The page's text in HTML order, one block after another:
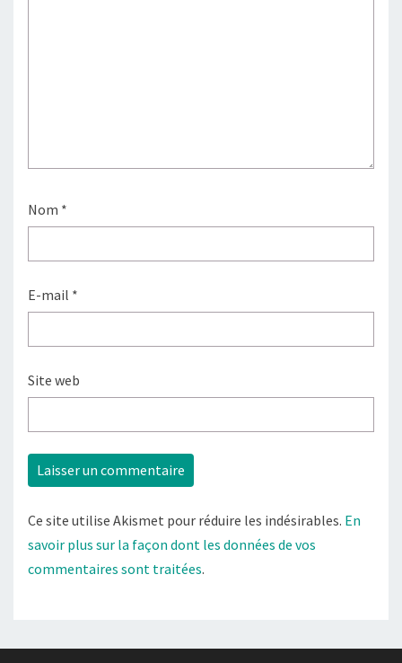
Nom *
E-mail *
Site web
Ce site utilise Akismet pour réduire les indésirables. En
savoir plus sur la façon dont les données de vos
commentaires sont traitées.